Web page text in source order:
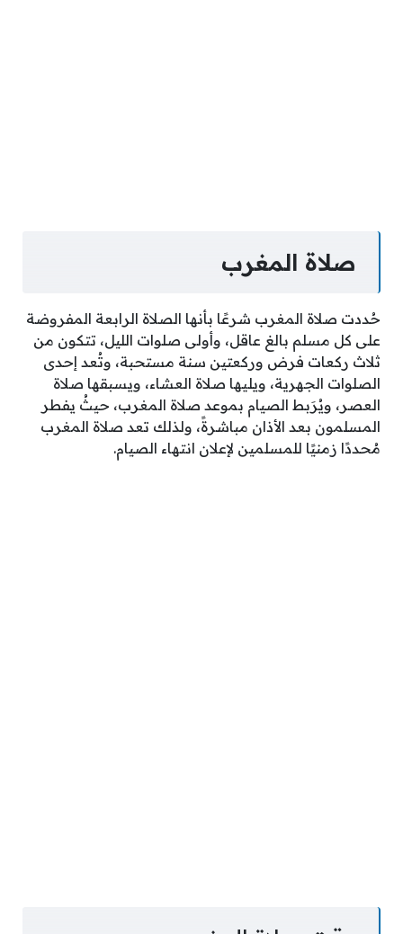
صلاة المغرب
حُددت صلاة المغرب شرعًا بأنها الصلاة الرابعة المفروضة
على كل مسلم بالغ عاقل، وأولى صلوات الليل، تتكون من
ثلاث ركعات فرض وركعتين سنة مستحبة، وتُعد إحدى
الصلوات الجهرية، ويليها صلاة العشاء، ويسبقها صلاة
العصر، ويُرَبط الصيام بموعد صلاة المغرب، حيثُ يفطر
المسلمون بعد الأذان مباشرةً، ولذلك تعد صلاة المغرب
مُحددًا زمنيًا للمسلمين لإعلان انتهاء الصيام.